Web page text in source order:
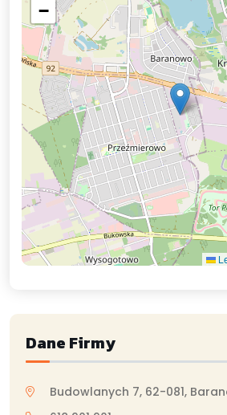
−
Dane Firmy
Budowlanych 7, 62-081,